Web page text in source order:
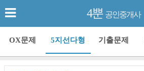
4뿐 공인중개사
OX문제 5지선다형 기출문제